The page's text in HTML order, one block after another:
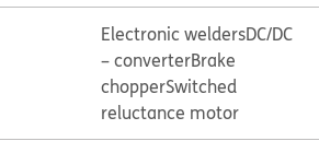
Electronic weldersDC/DC
– converterBrake
chopperSwitched
reluctance motor